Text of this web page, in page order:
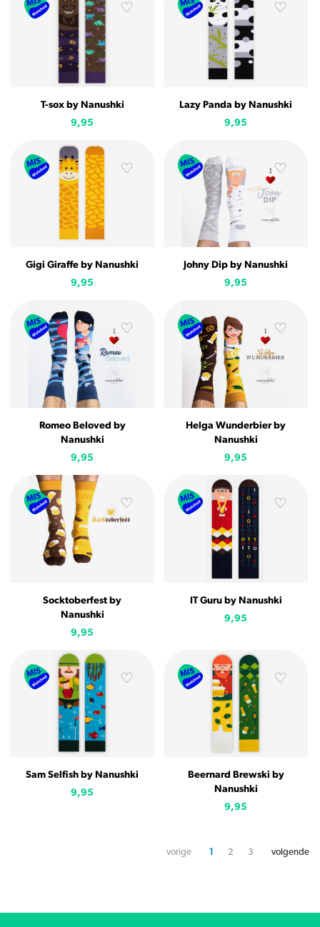
T-sox by Nanushki
9,95
Lazy Panda by Nanushki
9,95
Gigi Giraffe by Nanushki
9,95
Johny Dip by Nanushki
9,95
Romeo Beloved by
Nanushki
9,95
Helga Wunderbier by
Nanushki
9,95
Socktoberfest by
Nanushki
9,95
IT Guru by Nanushki
9,95
Sam Selfish by Nanushki
9,95
Beernard Brewski by
Nanushki
9,95
vorige 2 3 volgende